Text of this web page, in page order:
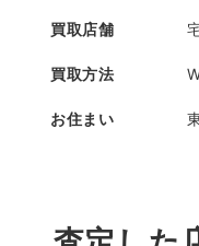
買取店舗
買取方法
お住まい